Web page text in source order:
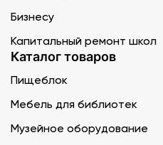
Бизнесу
Капитальный ремонт школ
Каталог товаров
Пищеблок
Мебель для библиотек
Музейное оборудование